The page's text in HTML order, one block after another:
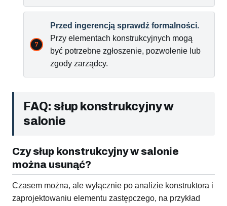
Przed ingerencją sprawdź formalności.
Przy elementach konstrukcyjnych mogą
być potrzebne zgłoszenie, pozwolenie lub
zgody zarządcy.
FAQ: słup konstrukcyjny w
salonie
Czy słup konstrukcyjny w salonie
można usunąć?
Czasem można, ale wyłącznie po analizie konstruktora i
zaprojektowaniu elementu zastępczego, na przykład